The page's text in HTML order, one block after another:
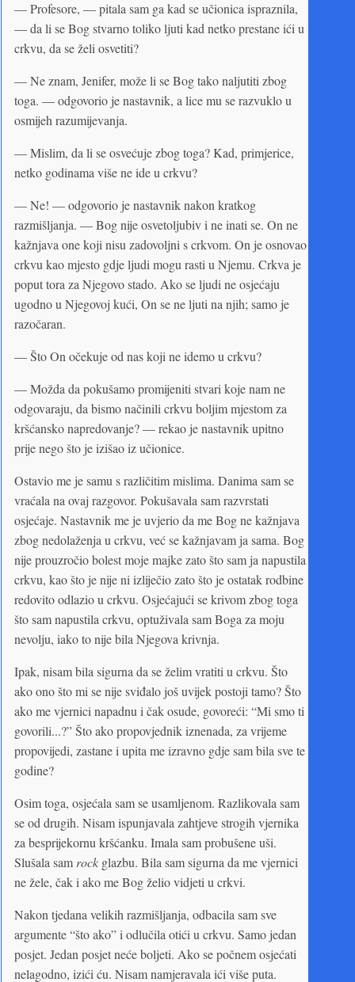
— Profesore, — pitala sam ga kad se učionica ispraznila,
— da li se Bog stvarno toliko ljuti kad netko prestane ići u
crkvu, da se želi osvetiti?
— Ne znam, Jenifer, može li se Bog tako naljutiti zbog
toga. — odgovorio je nastavnik, a lice mu se razvuklo u
osmijeh razumijevanja.
— Mislim, da li se osvećuje zbog toga? Kad, primjerice,
netko godinama više ne ide u crkvu?
— Ne! — odgovorio je nastavnik nakon kratkog
razmišljanja. — Bog nije osvetoljubiv i ne inati se. On ne
kažnjava one koji nisu zadovoljni s crkvom. On je osnovao
crkvu kao mjesto gdje ljudi mogu rasti u Njemu. Crkva je
poput tora za Njegovo stado. Ako se ljudi ne osjećaju
ugodno u Njegovoj kući, On se ne ljuti na njih; samo je
razočaran.
— Što On očekuje od nas koji ne idemo u crkvu?
— Možda da pokušamo promijeniti stvari koje nam ne
odgovaraju, da bismo načinili crkvu boljim mjestom za
kršćansko napredovanje? — rekao je nastavnik upitno
prije nego što je izišao iz učionice.
Ostavio me je samu s različitim mislima. Danima sam se
vraćala na ovaj razgovor. Pokušavala sam razvrstati
osjećaje. Nastavnik me je uvjerio da me Bog ne kažnjava
zbog nedolaženja u crkvu, već se kažnjavam ja sama. Bog
nije prouzročio bolest moje majke zato što sam ja napustila
crkvu, kao što je nije ni izliječio zato što je ostatak rodbine
redovito odlazio u crkvu. Osjećajući se krivom zbog toga
što sam napustila crkvu, optuživala sam Boga za moju
nevolju, iako to nije bila Njegova krivnja.
Ipak, nisam bila sigurna da se želim vratiti u crkvu. Što
ako ono što mi se nije sviđalo još uvijek postoji tamo? Što
ako me vjernici napadnu i čak osude, govoreći: “Mi smo ti
govorili...?” Što ako propovjednik iznenada, za vrijeme
propovijedi, zastane i upita me izravno gdje sam bila sve te
godine?
Osim toga, osjećala sam se usamljenom. Razlikovala sam
se od drugih. Nisam ispunjavala zahtjeve strogih vjernika
za besprijekornu kršćanku. Imala sam probušene uši.
Slušala sam rock glazbu. Bila sam sigurna da me vjernici
ne žele, čak i ako me Bog želio vidjeti u crkvi.
Nakon tjedana velikih razmišljanja, odbacila sam sve
argumente “što ako” i odlučila otići u crkvu. Samo jedan
posjet. Jedan posjet neće boljeti. Ako se počnem osjećati
nelagodno, izići ću. Nisam namjeravala ići više puta.